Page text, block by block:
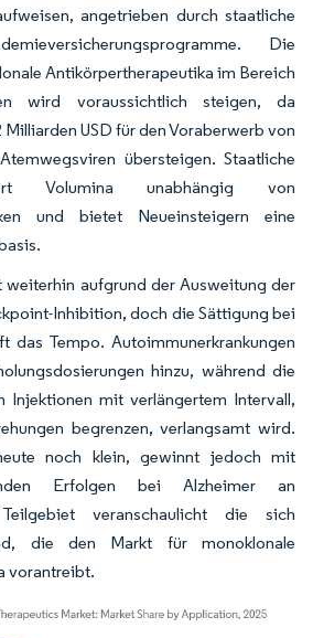
angetrieben durch staatliche
Die
Antikörpertherapeutika im Bereich
wird voraussichtlich steigen, da
USD für den Voraberwerb von
übersteigen. Staatliche
Volumina unabhängig von
und bietet Neueinsteigern eine
aufgrund der Ausweitung der
Inhibition, doch die Sättigung bei
das Tempo. Autoimmunerkrankungen
hinzu, während die
Injektionen mit verlängertem Intervall,
begrenzen, verlangsamt wird.
noch klein, gewinnt jedoch mit
Erfolgen bei Alzheimer an
veranschaulicht die sich
die den Markt für monoklonale
vorantreibt.